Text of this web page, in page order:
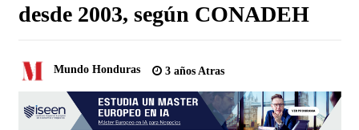
desde 2003, según CONADEH
Mundo Honduras 3 años Atras